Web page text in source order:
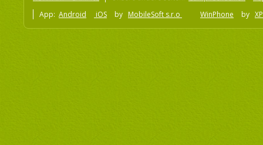
App: Android iOS by MobileSoft s.r.o WinPhone by